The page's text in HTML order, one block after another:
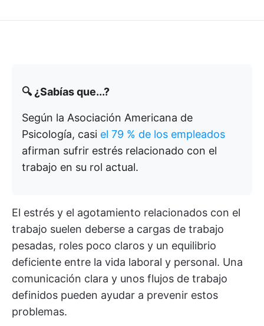
🔍 ¿Sabías que...?
Según la Asociación Americana de
Psicología, casi el 79 % de los empleados
afirman sufrir estrés relacionado con el
trabajo en su rol actual.
El estrés y el agotamiento relacionados con el
trabajo suelen deberse a cargas de trabajo
pesadas, roles poco claros y un equilibrio
deficiente entre la vida laboral y personal. Una
comunicación clara y unos flujos de trabajo
definidos pueden ayudar a prevenir estos
problemas.